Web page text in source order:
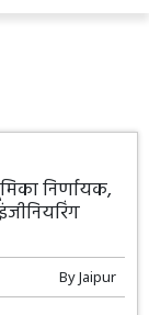
निर्णायक,
ByJaipur